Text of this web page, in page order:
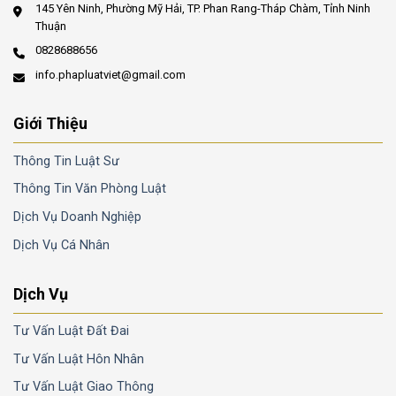
145 Yên Ninh, Phường Mỹ Hải, TP. Phan Rang-Tháp Chàm, Tỉnh Ninh
Thuận
0828688656
info.phapluatviet@gmail.com
Giới Thiệu
Thông Tin Luật Sư
Thông Tin Văn Phòng Luật
Dịch Vụ Doanh Nghiệp
Dịch Vụ Cá Nhân
Dịch Vụ
Tư Vấn Luật Đất Đai
Tư Vấn Luật Hôn Nhân
Tư Vấn Luật Giao Thông